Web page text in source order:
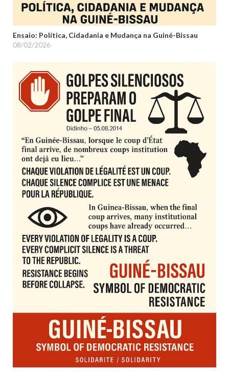
Ensaio: Política, Cidadania e Mudança na Guiné-Bissau
08/02/2026